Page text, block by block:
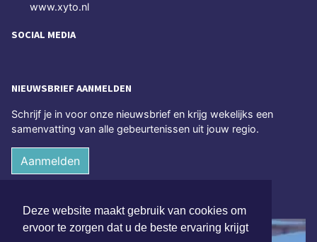
Deze website maakt gebruik van cookies om
ervoor te zorgen dat u de beste ervaring krijgt
www.xyto.nl
SOCIAL MEDIA
NIEUWSBRIEF AANMELDEN
Schrijf je in voor onze nieuwsbrief en krijg wekelijks een
samenvatting van alle gebeurtenissen uit jouw regio.
Aanmelden